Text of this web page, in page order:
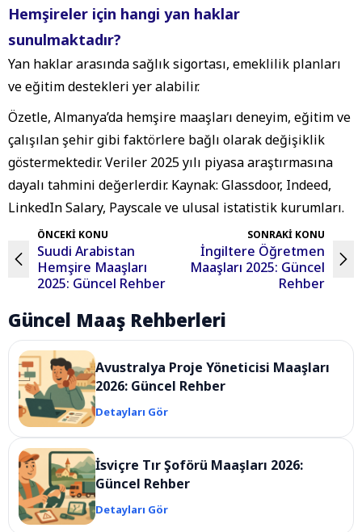
Hemşireler için hangi yan haklar
sunulmaktadır?
Yan haklar arasında sağlık sigortası, emeklilik planları
ve eğitim destekleri yer alabilir.
Özetle, Almanya’da hemşire maaşları deneyim, eğitim ve
çalışılan şehir gibi faktörlere bağlı olarak değişiklik
göstermektedir. Veriler 2025 yılı piyasa araştırmasına
dayalı tahmini değerlerdir. Kaynak: Glassdoor, Indeed,
LinkedIn Salary, Payscale ve ulusal istatistik kurumları.
ÖNCEKİ KONU
Suudi Arabistan
Hemşire Maaşları
2025: Güncel Rehber
SONRAKİ KONU
İngiltere Öğretmen
Maaşları 2025: Güncel
Rehber
Güncel Maaş Rehberleri
Avustralya Proje Yöneticisi Maaşları
2026: Güncel Rehber
Detayları Gör
İsviçre Tır Şoförü Maaşları 2026:
Güncel Rehber
Detayları Gör